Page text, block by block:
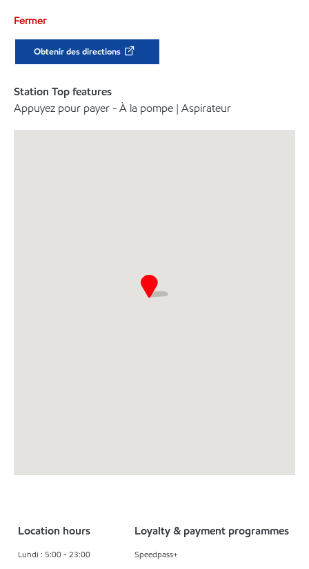
Fermer
Obtenir des directions
Station Top features
Appuyez pour payer - À la pompe | Aspirateur
Location hours
Lundi : 5:00 - 23:00
Loyalty & payment programmes
Speedpass+